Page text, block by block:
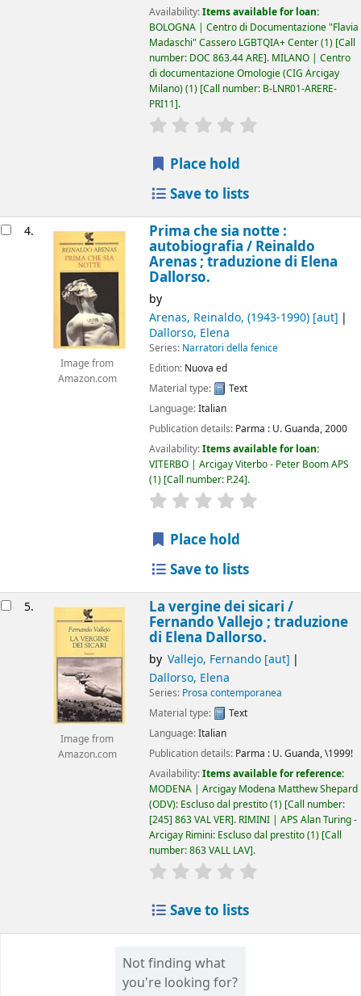
Availability:Items available for loan:
BOLOGNA | Centro di Documentazione "Flavia
Madaschi" Cassero LGBTQIA+ Center(1) Call
number: DOC 863.44 ARE . MILANO | Centro
di documentazione Omologie (CIG Arcigay
Milano)(1) Call number: B-LNR01-ARERE-
PRI11 .
star rating
Place hold
Save to lists
4.
Image from
Amazon.com
Prima che sia notte :
autobiografia / Reinaldo
Arenas ; traduzione di Elena
Dallorso.
by
Arenas, Reinaldo, (1943-1990)[aut]
Dallorso, Elena
Series: Narratori della fenice
Edition: Nuova ed
Material type:
Text
Language:Italian
Publication details: Parma : U. Guanda,2000
Availability:Items available for loan:
VITERBO | Arcigay Viterbo - Peter Boom APS
(1) Call number: P.24 .
star rating
Place hold
Save to lists
5.
Image from
Amazon.com
La vergine dei sicari /
Fernando Vallejo ; traduzione
di Elena Dallorso.
by Vallejo, Fernando[aut]
Dallorso, Elena
Series: Prosa contemporanea
Material type:
Text
Language:Italian
Publication details: Parma : U. Guanda,\1999!
Availability:Items available for reference:
MODENA | Arcigay Modena Matthew Shepard
(ODV): Escluso dal prestito(1) Call number:
[245] 863 VAL VER . RIMINI | APS Alan Turing -
Arcigay Rimini: Escluso dal prestito(1) Call
number:863 VALL LAV .
star rating
Save to lists
Not finding what
you're looking for?